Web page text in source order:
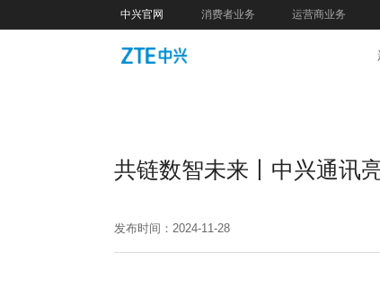
中兴官网 消费者业务 运营商业务
共链数智未来丨中兴通讯
发布时间：2024-11-28